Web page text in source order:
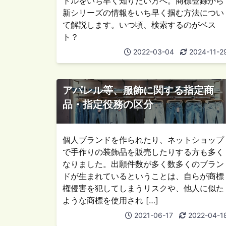
新シリーズの情報をいち早く掴む方法につい
て解説します。いつ頃、検索するのがベス
ト？
2022-03-04 2024-11-
アパレル等、服飾に関する指定商
品・指定役務の区分
個人ブランドを作られたり、ネットショップ
で手作りの装飾品を販売したりする方も多く
なりました。出願件数が多く数多くのブラン
ドが生まれているということは、自らが商標
権侵害を犯してしまうリスクや、他人に似た
ような商標を使用され […]
2021-06-17 2022-04-